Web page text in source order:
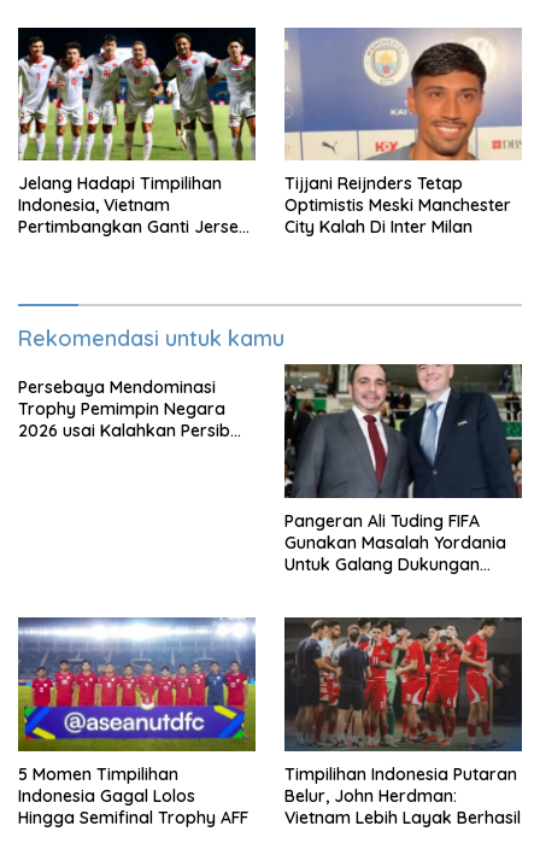
Jelang Hadapi Timpilihan
Indonesia, Vietnam
Pertimbangkan Ganti Jersey
Tijjani Reijnders Tetap
Optimistis Meski Manchester
City Kalah Di Inter Milan
Rekomendasi untuk kamu
Persebaya Mendominasi
Trophy Pemimpin Negara
2026 usai Kalahkan Persib
Pangeran Ali Tuding FIFA
Gunakan Masalah Yordania
Untuk Galang Dukungan
5 Momen Timpilihan
Indonesia Gagal Lolos
Hingga Semifinal Trophy AFF
Timpilihan Indonesia Putaran
Belur, John Herdman:
Vietnam Lebih Layak Berhasil